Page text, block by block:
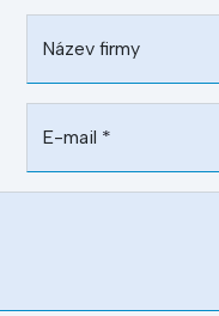
Název firmy
E-mail *